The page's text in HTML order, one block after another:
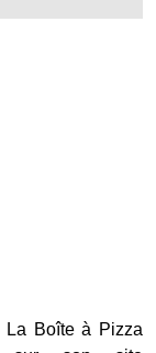
La Boîte à Pizza